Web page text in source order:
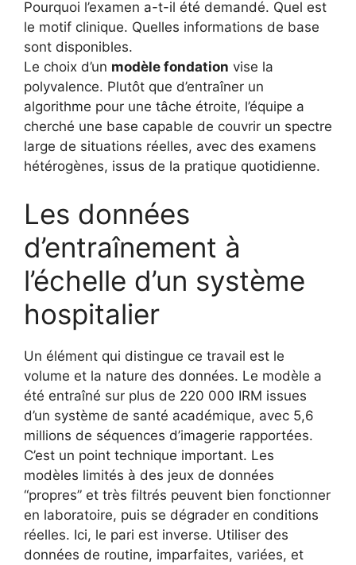
Pourquoi l’examen a-t-il été demandé. Quel est
le motif clinique. Quelles informations de base
sont disponibles.
Le choix d’un modèle fondation vise la
polyvalence. Plutôt que d’entraîner un
algorithme pour une tâche étroite, l’équipe a
cherché une base capable de couvrir un spectre
large de situations réelles, avec des examens
hétérogènes, issus de la pratique quotidienne.
Les données
d’entraînement à
l’échelle d’un système
hospitalier
Un élément qui distingue ce travail est le
volume et la nature des données. Le modèle a
été entraîné sur plus de 220 000 IRM issues
d’un système de santé académique, avec 5,6
millions de séquences d’imagerie rapportées.
C’est un point technique important. Les
modèles limités à des jeux de données
“propres” et très filtrés peuvent bien fonctionner
en laboratoire, puis se dégrader en conditions
réelles. Ici, le pari est inverse. Utiliser des
données de routine, imparfaites, variées, et